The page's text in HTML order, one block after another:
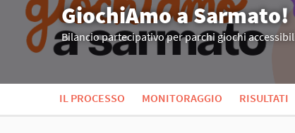
GiochiAmo a Sarmato!
Bilancio partecipativo per parchi giochi
IL PROCESSO MONITORAGGIO RISULTATI